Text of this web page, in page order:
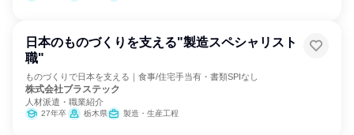
日本のものづくりを支える"製造スペシャリスト
職"
ものづくりで日本を支える｜食事/住宅手当有・書類SPIなし
株式会社ブラステック
人材派遣・職業紹介
27年卒 栃木県 製造・生産工程